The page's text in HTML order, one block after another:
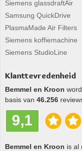
Siemens glassdraftAir
Samsung QuickDrive
PlasmaMade Air Filters
Siemens koffiemachine
Siemens StudioLine
Klanttevredenheid
Bemmel en Kroon
basis van 46.256
9,1
Bemmel en Kroon is al